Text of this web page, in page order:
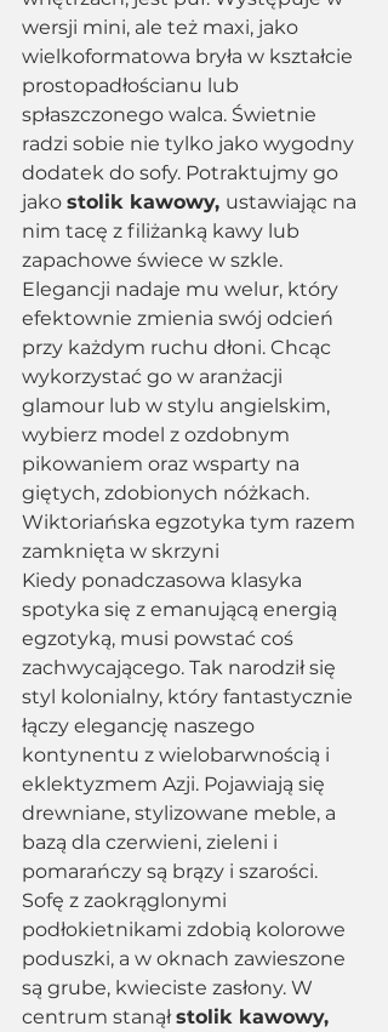
wersji mini, ale też maxi, jako
wielkoformatowa bryła w kształcie
prostopadłościanu lub
spłaszczonego walca. Świetnie
radzi sobie nie tylko jako wygodny
dodatek do sofy. Potraktujmy go
jako stolik kawowy, ustawiając na
nim tacę z filiżanką kawy lub
zapachowe świece w szkle.
Elegancji nadaje mu welur, który
efektownie zmienia swój odcień
przy każdym ruchu dłoni. Chcąc
wykorzystać go w aranżacji
glamour lub w stylu angielskim,
wybierz model z ozdobnym
pikowaniem oraz wsparty na
giętych, zdobionych nóżkach.
Wiktoriańska egzotyka tym razem
zamknięta w skrzyni
Kiedy ponadczasowa klasyka
spotyka się z emanującą energią
egzotyką, musi powstać coś
zachwycającego. Tak narodził się
styl kolonialny, który fantastycznie
łączy elegancję naszego
kontynentu z wielobarwnością i
eklektyzmem Azji. Pojawiają się
drewniane, stylizowane meble, a
bazą dla czerwieni, zieleni i
pomarańczy są brązy i szarości.
Sofę z zaokrąglonymi
podłokietnikami zdobią kolorowe
poduszki, a w oknach zawieszone
są grube, kwieciste zasłony. W
centrum stanął stolik kawowy,